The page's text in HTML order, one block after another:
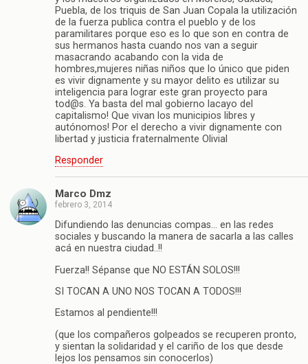
Puebla, de los triquis de San Juan Copala la utilización
de la fuerza publica contra el pueblo y de los
paramilitares porque eso es lo que son en contra de
sus hermanos hasta cuando nos van a seguir
masacrando acabando con la vida de
hombres,mujeres niñas niños que lo único que piden
es vivir dignamente y su mayor delito es utilizar su
inteligencia para lograr este gran proyecto para
tod@s. Ya basta del mal gobierno lacayo del
capitalismo! Que vivan los municipios libres y
autónomos! Por el derecho a vivir dignamente con
libertad y justicia fraternalmente Olivial
Responder
Marco Dmz
febrero 3, 2014
Difundiendo las denuncias compas… en las redes
sociales y buscando la manera de sacarla a las calles
acá en nuestra ciudad..!!
Fuerza!! Sépanse que NO ESTÁN SOLOS!!!
SI TOCAN A UNO NOS TOCAN A TODOS!!!
Estamos al pendiente!!!
(que los compañeros golpeados se recuperen pronto,
y sientan la solidaridad y el cariño de los que desde
lejos los pensamos sin conocerlos)